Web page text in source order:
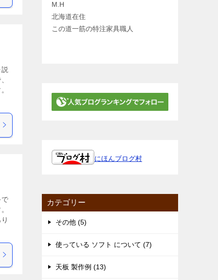
で
M.H
北海道在住
この道一筋の特注家具職人
にほんブログ村
カテゴリー
その他 (5)
使っている ソフト について (7)
天板 製作例 (13)